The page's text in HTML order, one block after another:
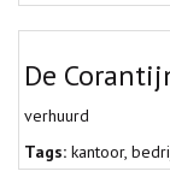
De
verhuurd
Tags: kantoor,